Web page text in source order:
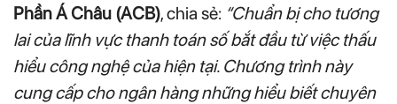
Phần Á Châu (ACB), chia sẻ: “Chuẩn bị cho tương
lai của lĩnh vực thanh toán số bắt đầu từ việc thấu
hiểu công nghệ của hiện tại. Chương trình này
cung cấp cho ngân hàng những hiểu biết chuyên